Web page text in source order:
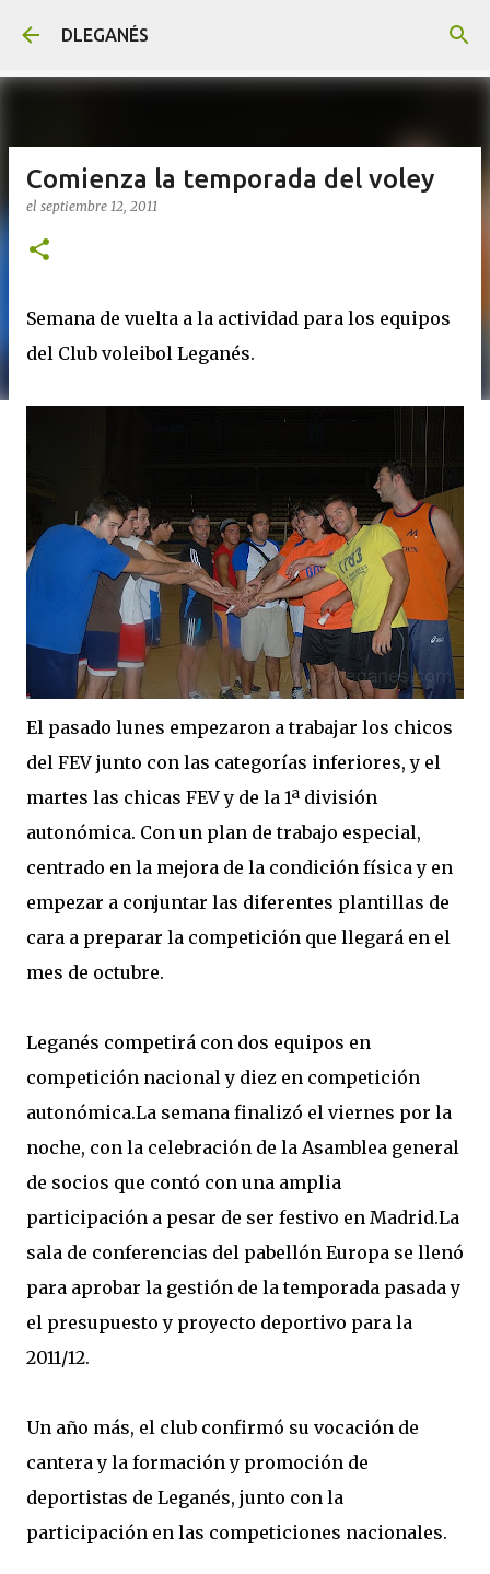
DLEGANÉS
Comienza la temporada del voley
el septiembre 12, 2011
Semana de vuelta a la actividad para los equipos
del Club voleibol Leganés.
El pasado lunes empezaron a trabajar los chicos
del FEV junto con las categorías inferiores, y el
martes las chicas FEV y de la 1ª división
autonómica. Con un plan de trabajo especial,
centrado en la mejora de la condición física y en
empezar a conjuntar las diferentes plantillas de
cara a preparar la competición que llegará en el
mes de octubre.
Leganés competirá con dos equipos en
competición nacional y diez en competición
autonómica.La semana finalizó el viernes por la
noche, con la celebración de la Asamblea general
de socios que contó con una amplia
participación a pesar de ser festivo en Madrid.La
sala de conferencias del pabellón Europa se llenó
para aprobar la gestión de la temporada pasada y
el presupuesto y proyecto deportivo para la
2011/12.
Un año más, el club confirmó su vocación de
cantera y la formación y promoción de
deportistas de Leganés, junto con la
participación en las competiciones nacionales.